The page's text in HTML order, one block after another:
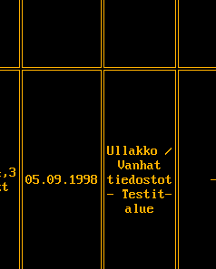
05.09.1998
Ullakko /
Vanhat
tiedostot
- Testit-
alue